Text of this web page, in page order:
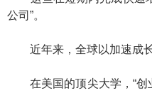
公司”。
近年来，全球以加速成长
在美国的顶尖大学，“创